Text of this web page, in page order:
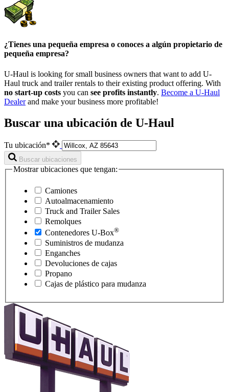
¿Tienes una pequeña empresa o conoces a algún propietario de
pequeña empresa?
U-Haul is looking for small business owners that want to add U-
Haul truck and trailer rentals to their existing product offering. With
no start-up costs you can see profits instantly. Become a U-Haul
Dealerand make your business more profitable!
Buscar una ubicación de U-Haul
Tu ubicación*
Buscar ubicaciones
Mostrar ubicaciones que tengan:
Camiones
Autoalmacenamiento
Truck and Trailer Sales
Remolques
Contenedores U-Box®
Suministros de mudanza
Enganches
Devoluciones de cajas
Propano
Cajas de plástico para mudanza